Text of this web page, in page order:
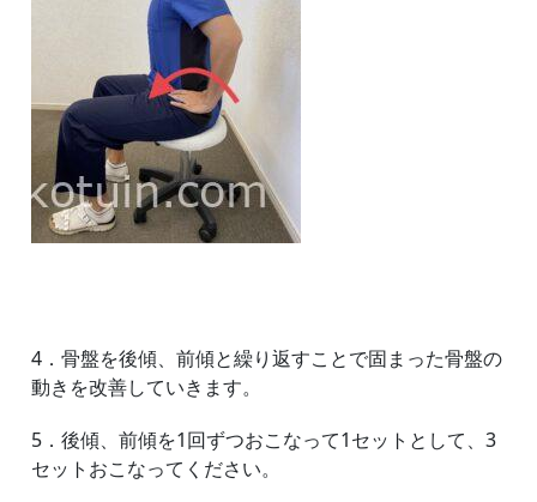
4．骨盤を後傾、前傾と繰り返すことで固まった骨盤の
動きを改善していきます。
5．後傾、前傾を1回ずつおこなって1セットとして、3
セットおこなってください。